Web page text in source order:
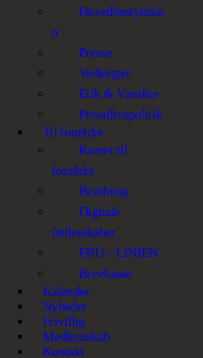
Hovedbestyrelse
n
Presse
Vedtægter
Etik & Værdier
Privatlivspolitik
Til forældre
Kurser til
forældre
Bisidning
Digitale
fællesskaber
FBU – LINIEN
Brevkasse
Kalender
Nyheder
Frivillig
Medlemskab
Kontakt